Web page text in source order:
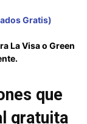
Gratis)
La Visa o Green
que
gratuita